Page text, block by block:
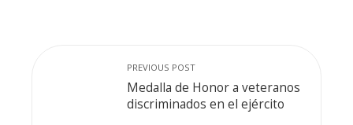
PREVIOUS POST
Medalla de Honor a veteranos
discriminados en el ejército